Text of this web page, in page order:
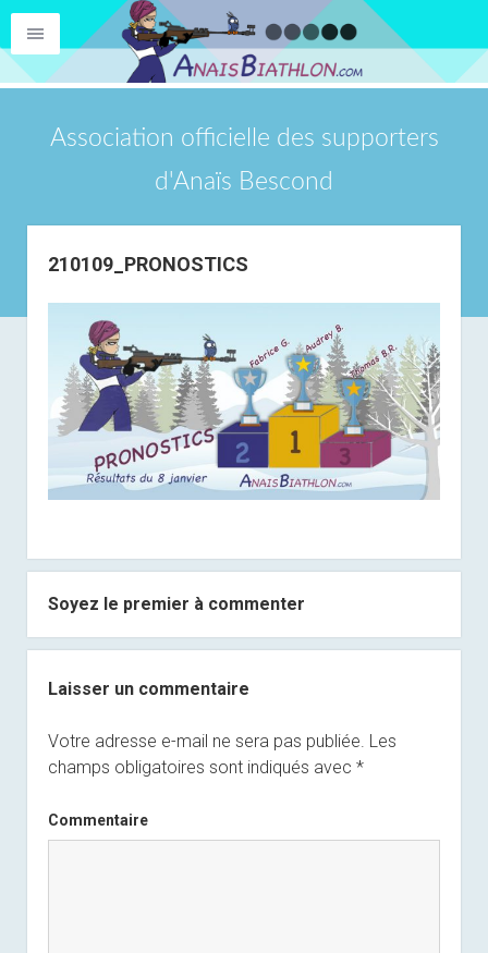
Association officielle des supporters
d'Anaïs Bescond
210109_PRONOSTICS
Soyez le premier à commenter
Laisser un commentaire
Votre adresse e-mail ne sera pas publiée. Les
champs obligatoires sont indiqués avec *
Commentaire